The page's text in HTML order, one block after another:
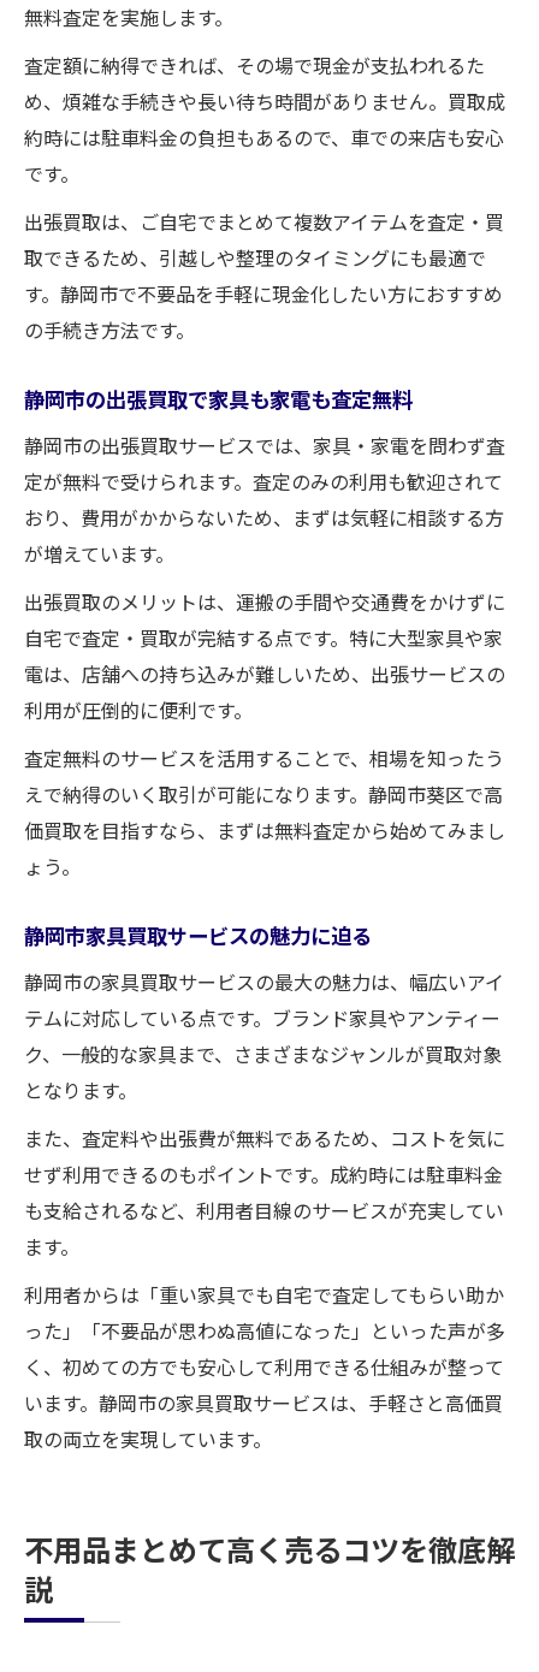
無料査定を実施します。
査定額に納得できれば、その場で現金が支払われるた
め、煩雑な手続きや長い待ち時間がありません。買取成
約時には駐車料金の負担もあるので、車での来店も安心
です。
出張買取は、ご自宅でまとめて複数アイテムを査定・買
取できるため、引越しや整理のタイミングにも最適で
す。静岡市で不要品を手軽に現金化したい方におすすめ
の手続き方法です。
静岡市の出張買取で家具も家電も査定無料
静岡市の出張買取サービスでは、家具・家電を問わず査
定が無料で受けられます。査定のみの利用も歓迎されて
おり、費用がかからないため、まずは気軽に相談する方
が増えています。
出張買取のメリットは、運搬の手間や交通費をかけずに
自宅で査定・買取が完結する点です。特に大型家具や家
電は、店舗への持ち込みが難しいため、出張サービスの
利用が圧倒的に便利です。
査定無料のサービスを活用することで、相場を知ったう
えで納得のいく取引が可能になります。静岡市葵区で高
価買取を目指すなら、まずは無料査定から始めてみまし
ょう。
静岡市家具買取サービスの魅力に迫る
静岡市の家具買取サービスの最大の魅力は、幅広いアイ
テムに対応している点です。ブランド家具やアンティー
ク、一般的な家具まで、さまざまなジャンルが買取対象
となります。
また、査定料や出張費が無料であるため、コストを気に
せず利用できるのもポイントです。成約時には駐車料金
も支給されるなど、利用者目線のサービスが充実してい
ます。
利用者からは「重い家具でも自宅で査定してもらい助か
った」「不要品が思わぬ高値になった」といった声が多
く、初めての方でも安心して利用できる仕組みが整って
います。静岡市の家具買取サービスは、手軽さと高価買
取の両立を実現しています。
不用品まとめて高く売るコツを徹底解
説